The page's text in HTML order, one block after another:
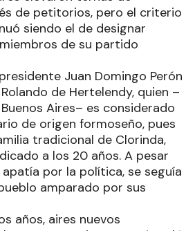
de petitorios, pero el criterio
siendo el de designar
de su partido
Juan Domingo Perón
de Hertelendy, quien –
Aires– es considerado
de origen formoseño, pues
tradicional de Clorinda,
a los 20 años. A pesar
por la política, se seguía
amparado por sus
años, aires nuevos